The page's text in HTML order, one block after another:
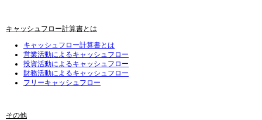
キャッシュフロー計算書とは
キャッシュフロー計算書とは
営業活動によるキャッシュフロー
投資活動によるキャッシュフロー
財務活動によるキャッシュフロー
フリーキャッシュフロー
その他